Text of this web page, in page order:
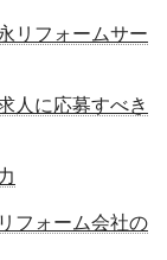
リフォームサー
人に応募すべき
フォーム会社の